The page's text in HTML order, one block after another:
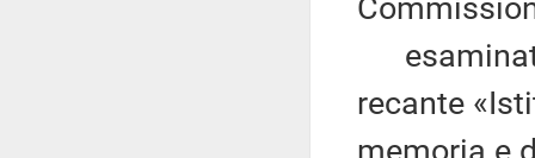
recante